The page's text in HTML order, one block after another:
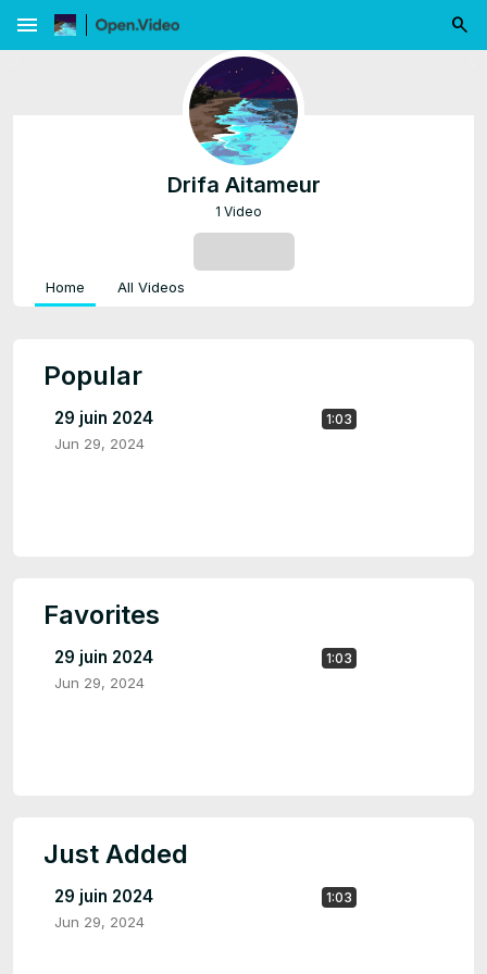
menu
Drifa Aitameur
1 Video
Home All Videos
Popular
1:03
29 juin 2024
Jun 29, 2024
Favorites
1:03
29 juin 2024
Jun 29, 2024
Just Added
1:03
29 juin 2024
Jun 29, 2024